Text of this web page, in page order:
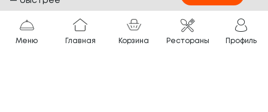
Вопросы и ответы
Партнёрам
Франшиза
Меню Главная Корзина Рестораны Профиль